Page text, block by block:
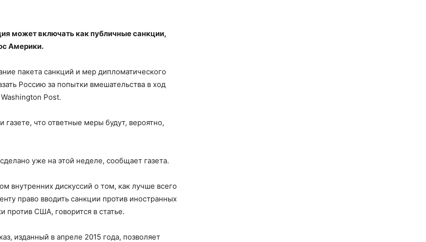
может включать как публичные санкции,
Америки.
пакета санкций и мер дипломатического
Россию за попытки вмешательства в ход
Post.
что ответные меры будут, вероятно,
уже на этой неделе, сообщает газета.
внутренних дискуссий о том, как лучше всего
право вводить санкции против иностранных
против США, говорится в статье.
изданный в апреле 2015 года, позволяет